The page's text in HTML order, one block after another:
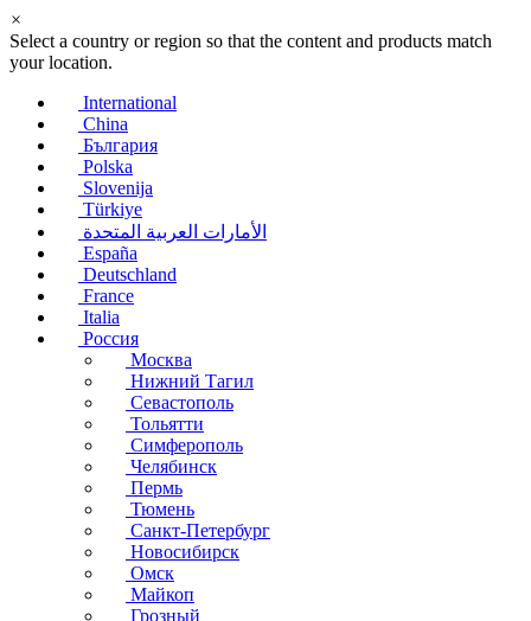
×
Select a country or region so that the content and products match
your location.
International
China
България
Polska
Slovenija
Türkiye
الأمارات العربية المتحدة
España
Deutschland
France
Italia
Россия
Москва
Нижний Тагил
Севастополь
Тольятти
Симферополь
Челябинск
Пермь
Тюмень
Санкт-Петербург
Новосибирск
Омск
Майкоп
Грозный